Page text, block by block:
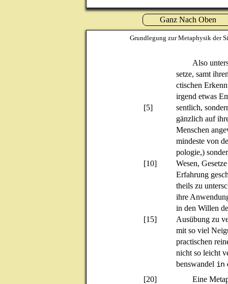
Ganz Nach Oben
Grundlegung zur Metaphysik der
Also
setze, samt
ctischen
irgend etwas
[5]
sentlich,
gänzlich auf
Menschen
mindeste von
pologie,)
[10]
Wesen,
Erfahrung
theils zu
ihre
in den Willen
[15]
Ausübung zu
mit so viel
practischen
nicht so leicht
benswandel in
[20]
Eine